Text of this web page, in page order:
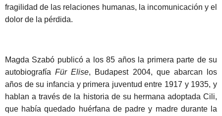
fragilidad de las relaciones humanas, la incomunicación y el
dolor de la pérdida.
Magda Szabó publicó a los 85 años la primera parte de su
autobiografíaFür Elise, Budapest 2004, que abarcan los
años de su infancia y primera juventud entre 1917 y 1935, y
hablan a través de la historia de su hermana adoptada Cili,
que había quedado huérfana de padre y madre durante la